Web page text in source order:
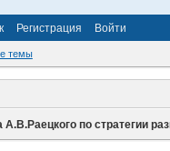
Регистрация Войти
темы
по стратегии